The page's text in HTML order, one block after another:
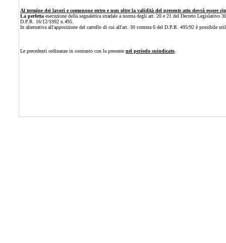
Al termine dei lavori e comunque entro e non oltre la validità del presente atto dovrà essere
La perfetta esecuzione della segnaletica stradale a norma degli art. 20 e 21 del Decreto
D.P.R. 16/12/1992 n.495.
In alternativa all'apposizione del cartello di cui all'art. 30 comma 6 del D.P.R. 495/92 è possibile
Le precedenti ordinanze in contrasto con la presente nel periodo suindicato